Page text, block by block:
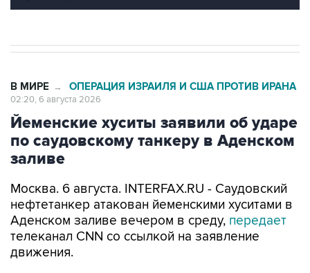
В МИРЕ → ОПЕРАЦИЯ ИЗРАИЛЯ И США ПРОТИВ ИРАНА
02:20, 6 августа 2026
Йеменские хуситы заявили об ударе
по саудовскому танкеру в Аденском
заливе
Москва. 6 августа. INTERFAX.RU - Саудовский
нефтетанкер атакован йеменскими хуситами в
Аденском заливе вечером в среду, передает
телеканал CNN со ссылкой на заявление
движения.